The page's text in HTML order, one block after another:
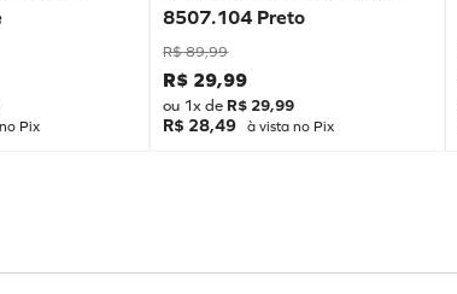
Pix
8507.104 Preto
R$ 89,99
R$ 29,99
ou 1x de R$ 29,99
R$ 28,49 à vista no Pix